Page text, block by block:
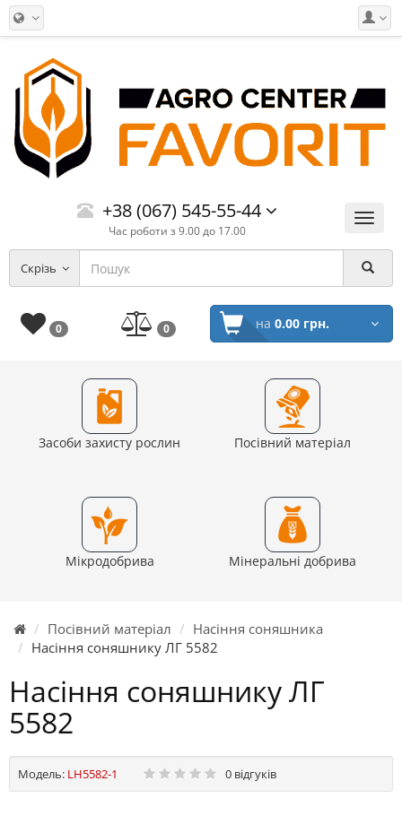
Меню
+38 (067) 545-55-44
Час роботи з 9.00 до 17.00
Скрізь
0 0 на 0.00 грн.
Засоби захисту рослин Посівний матеріал
Мікродобрива Мінеральні добрива
Посівний матеріал
Насіння соняшника
Насіння соняшнику ЛГ 5582
Насіння соняшнику ЛГ
5582
Модель: LH5582-1 0 відгуків